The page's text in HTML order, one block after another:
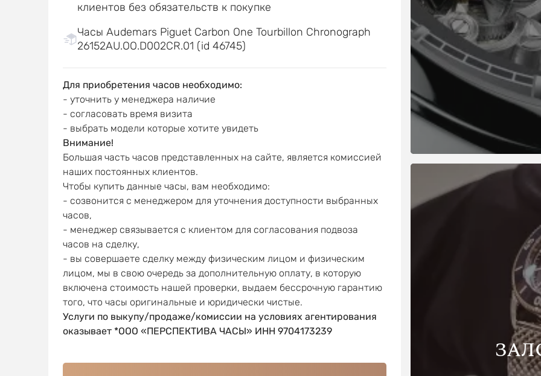
клиентов без обязательств к покупке
Часы Audemars Piguet Carbon One Tourbillon Chronograph
26152AU.OO.D002CR.01 (id 46745)
Для приобретения часов необходимо:
- уточнить у менеджера наличие
- согласовать время визита
- выбрать модели которые хотите увидеть
Внимание!
Большая часть часов представленных на сайте, является комиссией
наших постоянных клиентов.
Чтобы купить данные часы, вам необходимо:
- созвонится с менеджером для уточнения доступности выбранных
часов,
- менеджер связывается с клиентом для согласования подвоза
часов на сделку,
- вы совершаете сделку между физическим лицом и физическим
лицом, мы в свою очередь за дополнительную оплату, в которую
включена стоимость нашей проверки, выдаем бессрочную гарантию
того, что часы оригинальные и юридически чистые.
Услуги по выкупу/продаже/комиссии на условиях агентирования
оказывает *ООО «ПЕРСПЕКТИВА ЧАСЫ» ИНН 9704173239